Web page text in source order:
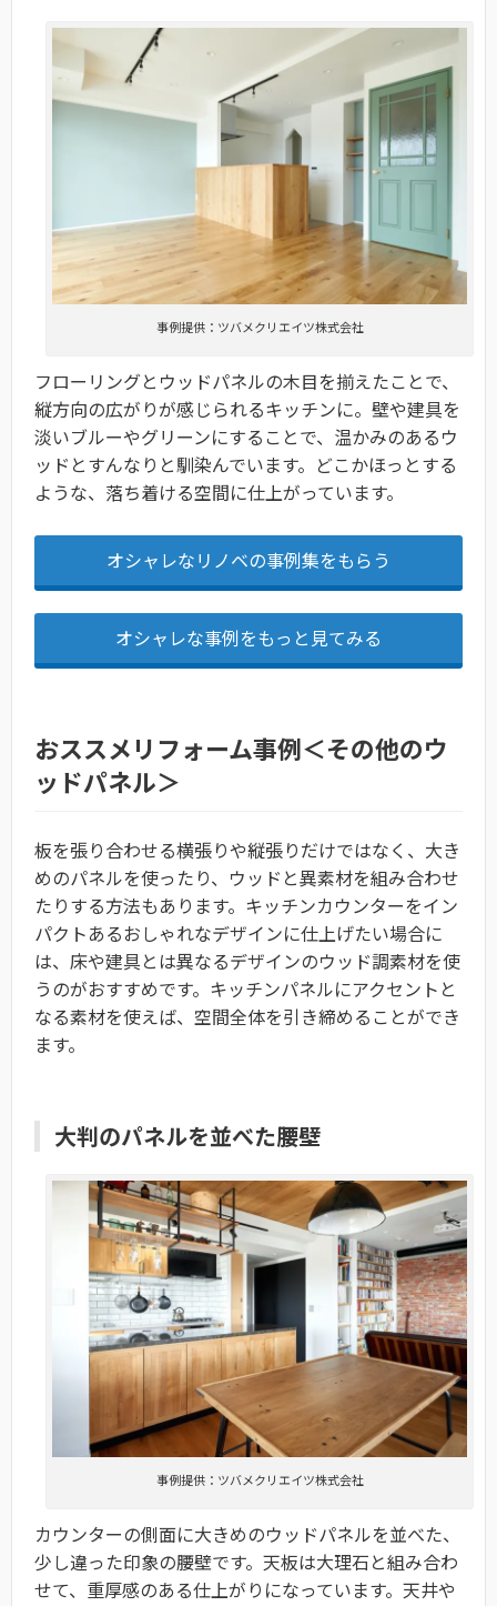
事例提供：ツバメクリエイツ株式会社
フローリングとウッドパネルの木目を揃えたことで、
縦方向の広がりが感じられるキッチンに。壁や建具を
淡いブルーやグリーンにすることで、温かみのあるウ
ッドとすんなりと馴染んでいます。どこかほっとする
ような、落ち着ける空間に仕上がっています。
オシャレなリノベの事例集をもらう
オシャレな事例をもっと見てみる
おススメリフォーム事例＜その他のウ
ッドパネル＞
板を張り合わせる横張りや縦張りだけではなく、大き
めのパネルを使ったり、ウッドと異素材を組み合わせ
たりする方法もあります。キッチンカウンターをイン
パクトあるおしゃれなデザインに仕上げたい場合に
は、床や建具とは異なるデザインのウッド調素材を使
うのがおすすめです。キッチンパネルにアクセントと
なる素材を使えば、空間全体を引き締めることができ
ます。
大判のパネルを並べた腰壁
事例提供：ツバメクリエイツ株式会社
カウンターの側面に大きめのウッドパネルを並べた、
少し違った印象の腰壁です。天板は大理石と組み合わ
せて、重厚感のある仕上がりになっています。天井や